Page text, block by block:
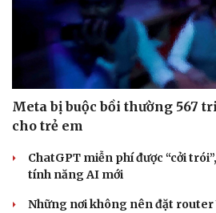
Meta bị buộc bồi thường 567
cho trẻ em
ChatGPT miễn phí được “cởi
tính năng AI mới
Những nơi không nên đặt router